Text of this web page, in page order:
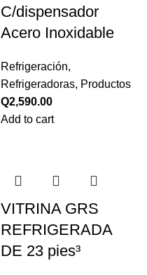
C/dispensador
Acero Inoxidable
Refrigeración,
Refrigeradoras, Productos
Q2,590.00
Add to cart
VITRINA GRS
REFRIGERADA
DE 23 pies³